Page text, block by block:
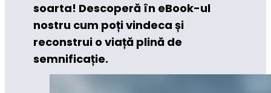
soarta! Descoperă în eBook-ul
nostru cum poți vindeca și
reconstrui o viață plină de
semnificație.